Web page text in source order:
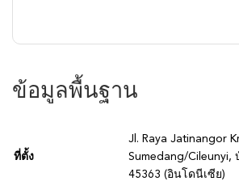
ข้อมูลพื้นฐาน
ที่ตั้ง
Jl. Raya Jatinangor
Sumedang/
45363 (อินโดนีเซีย)